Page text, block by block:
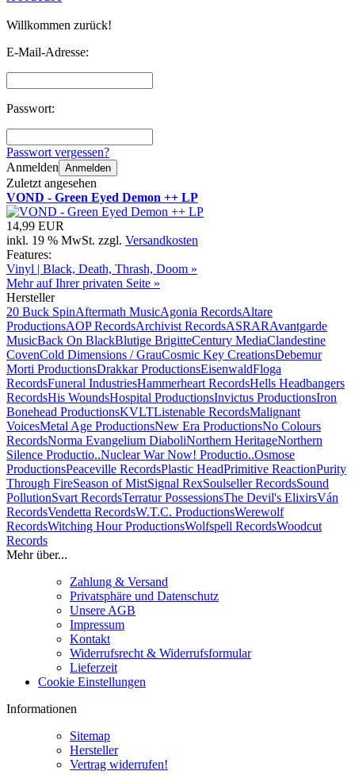
Willkommen zurück!
E-Mail-Adresse:
Passwort:
Passwort vergessen?
Anmelden Anmelden
Zuletzt angesehen
VOND - Green Eyed Demon ++ LP
14,99 EUR
inkl. 19 % MwSt. zzgl. Versandkosten
Features:
Vinyl | Black, Death, Thrash, Doom »
Mehr auf Ihrer privaten Seite »
Hersteller
20 Buck SpinAftermath MusicAgonia RecordsAltare
ProductionsAOP RecordsArchivist RecordsASRARAvantgarde
MusicBack On BlackBlutige BrigitteCentury MediaClandestine
CovenCold Dimensions / GrauCosmic Key CreationsDebemur
Morti ProductionsDrakkar ProductionsEisenwaldFloga
RecordsFuneral IndustriesHammerheart RecordsHells Headbangers
RecordsHis WoundsHospital ProductionsInvictus ProductionsIron
Bonehead ProductionsKVLTListenable RecordsMalignant
VoicesMetal Age ProductionsNew Era ProductionsNo Colours
RecordsNorma Evangelium DiaboliNorthern HeritageNorthern
Silence Productio..Nuclear War Now! Productio..Osmose
ProductionsPeaceville RecordsPlastic HeadPrimitive ReactionPurity
Through FireSeason of MistSignal RexSoulseller RecordsSound
PollutionSvart RecordsTerratur PossessionsThe Devil's ElixirsVán
RecordsVendetta RecordsW.T.C. ProductionsWerewolf
RecordsWitching Hour ProductionsWolfspell RecordsWoodcut
Records
Mehr über...
Zahlung & Versand
Privatsphäre und Datenschutz
Unsere AGB
Impressum
Kontakt
Widerrufsrecht & Widerrufsformular
Lieferzeit
Cookie Einstellungen
Informationen
Sitemap
Hersteller
Vertrag widerrufen!